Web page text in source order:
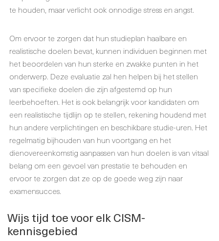
te houden, maar verlicht ook onnodige stress en angst.
Om ervoor te zorgen dat hun studieplan haalbare en
realistische doelen bevat, kunnen individuen beginnen met
het beoordelen van hun sterke en zwakke punten in het
onderwerp. Deze evaluatie zal hen helpen bij het stellen
van specifieke doelen die zijn afgestemd op hun
leerbehoeften. Het is ook belangrijk voor kandidaten om
een realistische tijdlijn op te stellen, rekening houdend met
hun andere verplichtingen en beschikbare studie-uren. Het
regelmatig bijhouden van hun voortgang en het
dienovereenkomstig aanpassen van hun doelen is van vitaal
belang om een gevoel van prestatie te behouden en
ervoor te zorgen dat ze op de goede weg zijn naar
examensucces.
Wijs tijd toe voor elk CISM-
kennisgebied